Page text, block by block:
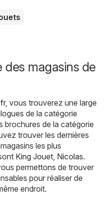
des magasins de
, vous trouverez une large
de la catégorie
brochures de la catégorie
trouver les dernières
les plus
King Jouet, Nicolas.
permettons de trouver
pour réaliser de
endroit.